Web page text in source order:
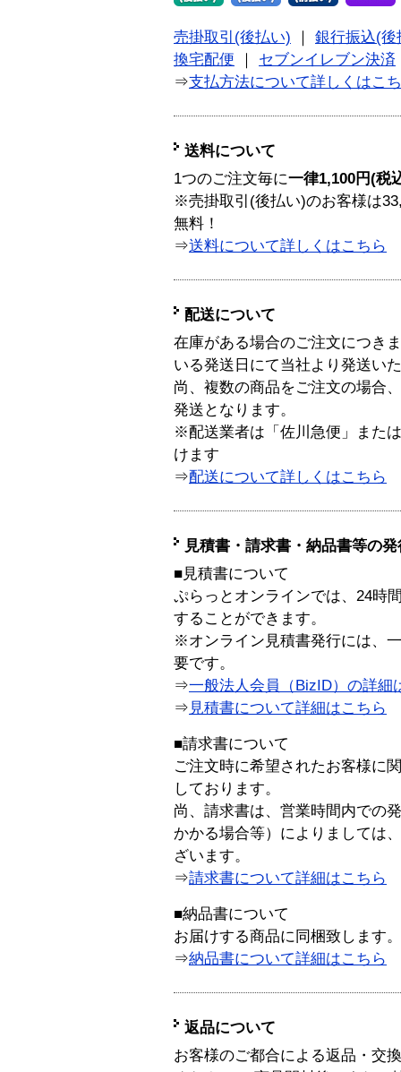
売掛取引(後払い)
銀行振込(後
換宅配便
セブンイレブン決済
⇒支払方法について詳しくはこ
送料について
1つのご注文毎に一律1,100円(税
※売掛取引(後払い)のお客様は
無料！
⇒送料について詳しくはこちら
配送について
在庫がある場合のご注文につき
いる発送日にて当社より発送い
尚、複数の商品をご注文の場合
発送となります。
※配送業者は「佐川急便」また
けます
⇒配送について詳しくはこちら
見積書・請求書・納品書等の
■見積書について
ぷらっとオンラインでは、24時
することができます。
※オンライン見積書発行には、
要です。
⇒一般法人会員（BizID）の詳細
⇒ 見積書について詳細はこちら
■請求書について
ご注文時に希望されたお客様に
しております。
尚、請求書は、営業時間内での
かかる場合等）によりましては
ざいます。
⇒請求書について詳細はこちら
■納品書について
お届けする商品に同梱致します。
⇒納品書について詳細はこちら
返品について
お客様のご都合による返品・交